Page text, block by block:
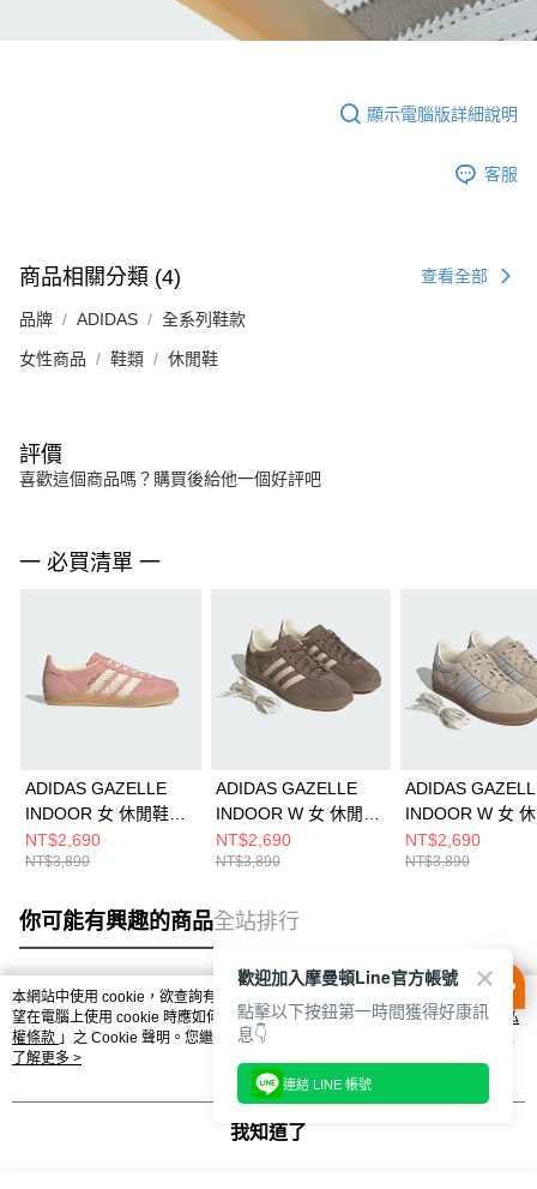
顯示電腦版詳細說明
客服
商品相關分類 (4) 查看全部
品牌 ADIDAS 全系列鞋款
女性商品 鞋類 休閒鞋
評價
喜歡這個商品嗎？購買後給他一個好評吧
一 必買清單 一
ADIDAS GAZELLE
INDOOR 女 休閒鞋
JS1413
NT$2,690
NT$3,890
ADIDAS GAZELLE
INDOOR W 女 休閒鞋
JR2431
NT$2,690
NT$3,890
ADIDAS
INDOOR W 女
JR2432
NT$2,690
NT$3,890
你可能有興趣的商品全站排行
熱門標籤
本網站中使用 cookie，欲查詢有關本網站使用 cookie 方式之詳情，及若您不希
望在電腦上使用 cookie 時應如何變更電腦的 cookie 設定，請參閱本網站「
隱私
權條款 」之 Cookie 聲明。您繼續使用本網站即表示您同意本公司得按本網站使
用條款之 Cookie 聲明使用 cookie。
了解更多 >
我知道了
歡迎加入摩曼頓Line官方帳號
點擊以下按鈕第一時間獲得好康訊
息👇
連結 LINE 帳號